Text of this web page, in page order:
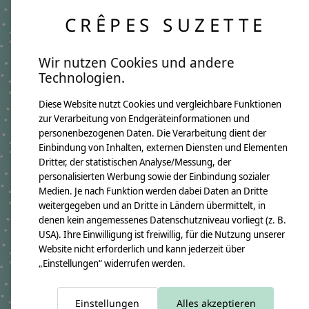
angefertigt. Da wir ausgewählte Stoffe saisonal
kommen. Genau das macht jedes Kissen zu einem
besonderen Unikat mit eigenem Charme.
Produktangaben:
Namenskissen Rafael
GTIN:4250608121720
Kissenmaße:
Breite ca. 46cm
Höhe ca. 30cm
Material:
100% Baumwollstoff OEKO-TEX 100
Immer dabei ist ein Namensanhänger aus Holzwürfeln
Füllung:
allergikerfreundliche silikonisierte Polyesterfaserbällchen OEKO-TEX
100
Pflegehinweis:
Waschbar bei 30°C Schonwäsche, nicht trocknergeeignet
Die angehängten Holzwürfel sind nicht für Kinder unter 3 Jahren
CRÊPES SUZETTE
Wir nutzen Cookies und andere
Technologien.
Diese Website nutzt Cookies und vergleichbare Funktionen
zur Verarbeitung von Endgeräteinformationen und
personenbezogenen Daten. Die Verarbeitung dient der
Einbindung von Inhalten, externen Diensten und Elementen
Dritter, der statistischen Analyse/Messung, der
personalisierten Werbung sowie der Einbindung sozialer
Medien. Je nach Funktion werden dabei Daten an Dritte
weitergegeben und an Dritte in Ländern übermittelt, in
denen kein angemessenes Datenschutzniveau vorliegt (z. B.
USA). Ihre Einwilligung ist freiwillig, für die Nutzung unserer
Website nicht erforderlich und kann jederzeit über
„Einstellungen“ widerrufen werden.
Einstellungen Alles akzeptieren